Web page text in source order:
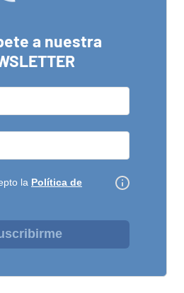
a nuestra
la Política de